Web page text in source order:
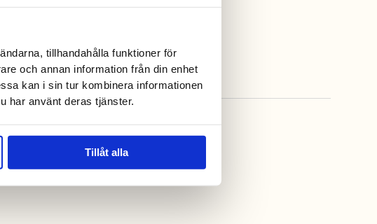
tillhandahålla funktioner för
och annan information från din enhet
kan i sin tur kombinera informationen
har använt deras tjänster.
Tillåt alla